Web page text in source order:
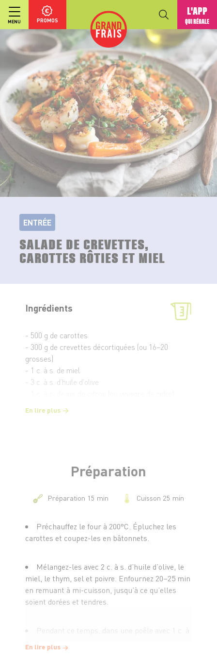
MENU PROMOS
L'APP
QUI RÉGALE
ENTRÉE
SALADE DE CREVETTES,
CAROTTES RÔTIES ET MIEL
Ingrédients
- 500 g de carottes
- 300 g de crevettes décortiquées (ou 16–20
grosses)
- 1 c. à s. de miel
- 3 c. à s. d’huile d’olive
- 1 c. à c. de thym (ou herbes fraîches)
En lire plus
Préparation
Préparation 15 min Cuisson 25 min
Préchauffez le four à 200°C. Épluchez les
carottes et coupez-les en bâtonnets.
Mélangez-les avec 2 c. à s. d’huile d’olive, le
miel, le thym, sel et poivre. Enfournez 20–25 min
en remuant à mi-cuisson, jusqu’à ce qu’elles
soient dorées et tendres.
Pendant ce temps, dans une poêle avec 1 c. à
(avec l’ail haché si vous en mettez). Poivrez.
En lire plus